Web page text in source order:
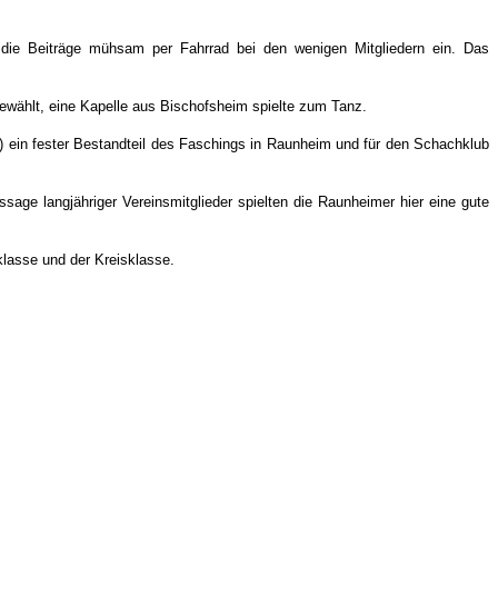
Beiträge mühsam per Fahrrad bei den wenigen Mitgliedern ein. Das
eine Kapelle aus Bischofsheim spielte zum Tanz.
fester Bestandteil des Faschings in Raunheim und für den Schachklub
langjähriger Vereinsmitglieder spielten die Raunheimer hier eine gute
und der Kreisklasse.